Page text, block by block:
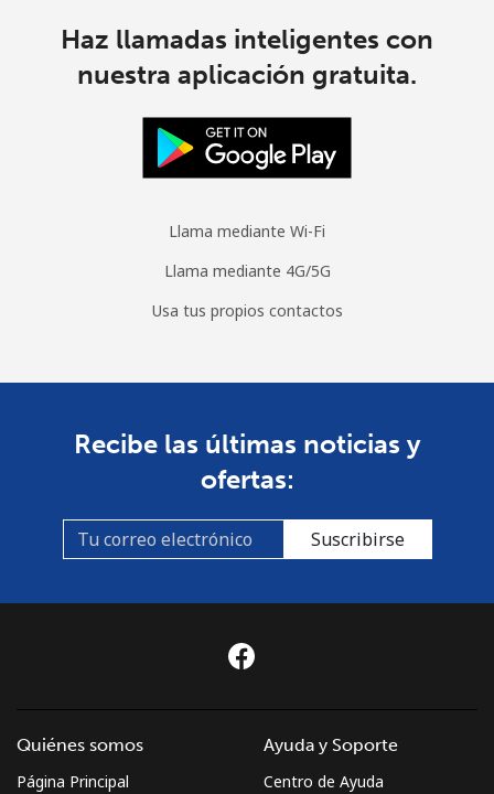
Haz llamadas inteligentes con
nuestra aplicación gratuita.
Llama mediante Wi-Fi
Llama mediante 4G/5G
Usa tus propios contactos
Recibe las últimas noticias y
ofertas:
Suscribirse
Quiénes somos
Página Principal
Ayuda y Soporte
Centro de Ayuda